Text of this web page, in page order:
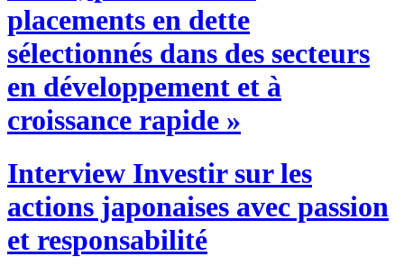
placements en dette
sélectionnés dans des secteurs
en développement et à
croissance rapide »
Interview Investir sur les
actions japonaises avec passion
et responsabilité